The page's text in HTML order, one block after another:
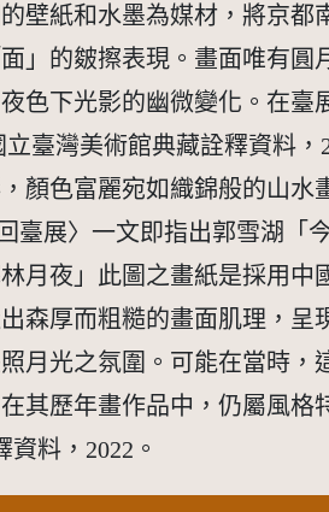
壁紙和水墨為媒材，將京都
」的皴擦表現。畫面唯有圓
色下光影的幽微變化。在臺
臺灣美術館典藏詮釋資料，
顏色富麗宛如織錦般的山水
臺展〉一文即指出郭雪湖「
夜」此圖之畫紙是採用中
森厚而粗糙的畫面肌理，呈
月光之氛圍。可能在當時，
其歷年畫作品中，仍屬風格
料，2022。